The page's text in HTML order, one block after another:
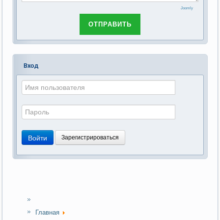
Joomly
ОТПРАВИТЬ
Вход
Войти Зарегистрироваться
Главная